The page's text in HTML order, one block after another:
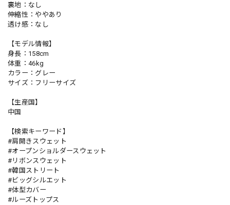
裏地：なし
伸縮性：ややあり
透け感：なし
【モデル情報】
身長：158cm
体重：46kg
カラー：グレー
サイズ：フリーサイズ
【生産国】
中国
【検索キーワード】
#肩開きスウェット
#オープンショルダースウェット
#リボンスウェット
#韓国ストリート
#ビッグシルエット
#体型カバー
#ルーズトップス